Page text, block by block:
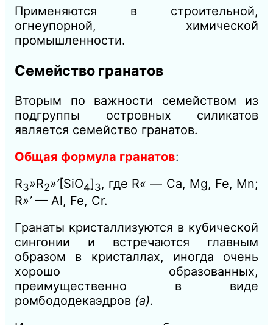
Применяются в строительной,
огнеупорной, химической
промышленности.
Семейство гранатов
Вторым по важности семейством из
подгруппы островных силикатов
является семейство гранатов.
Общая формула гранатов:
R3»R2»’[SiO4]3, где R« — Са, Mg, Fe, Mn;
R»’— Al, Fe, Cr.
Гранаты кристаллизуются в кубической
сингонии и встречаются главным
образом в кристаллах, иногда очень
хорошо образованных,
преимущественно в виде
ромбододекаэдров (а).